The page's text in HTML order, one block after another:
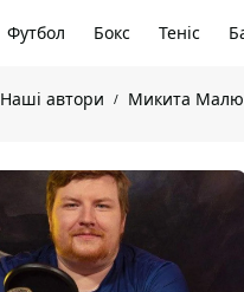
Футбол Бокс Теніс
Наші автори Микита